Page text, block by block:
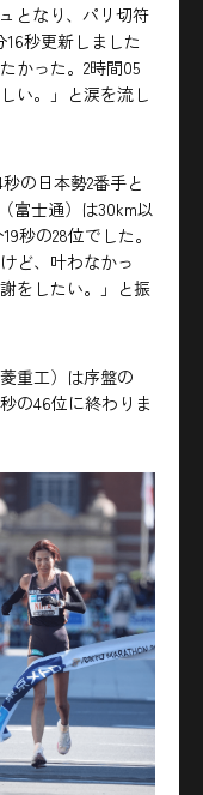
となり、パリ切符
秒更新しました
かった。2時間05
い。」と涙を流し
の日本勢2番手と
富士通）は30km以
秒の28位でした。
ど、叶わなかっ
をしたい。」と振
重工）は序盤の
の46位に終わりま